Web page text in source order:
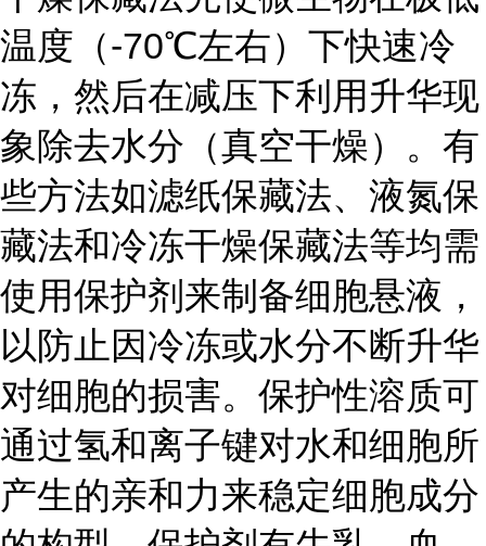
温度（-70℃左右）下快速冷
冻，然后在减压下利用升华现
象除去水分（真空干燥）。有
些方法如滤纸保藏法、液氮保
藏法和冷冻干燥保藏法等均需
使用保护剂来制备细胞悬液，
以防止因冷冻或水分不断升华
对细胞的损害。保护性溶质可
通过氢和离子键对水和细胞所
产生的亲和力来稳定细胞成分